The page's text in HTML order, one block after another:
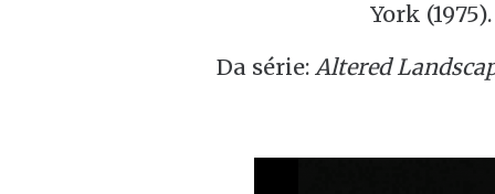
York (1975).
Da série: Altered